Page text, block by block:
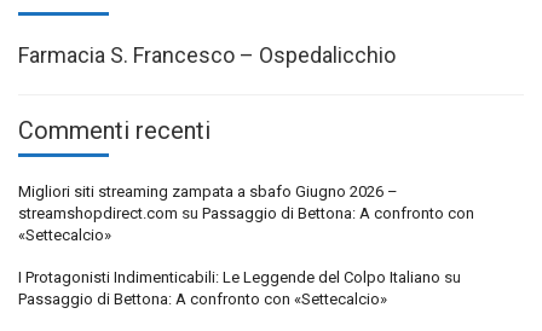
Farmacia S. Francesco – Ospedalicchio
Commenti recenti
Migliori siti streaming zampata a sbafo Giugno 2026 –
streamshopdirect.com su Passaggio di Bettona: A confronto con
«Settecalcio»
I Protagonisti Indimenticabili: Le Leggende del Colpo Italiano su
Passaggio di Bettona: A confronto con «Settecalcio»